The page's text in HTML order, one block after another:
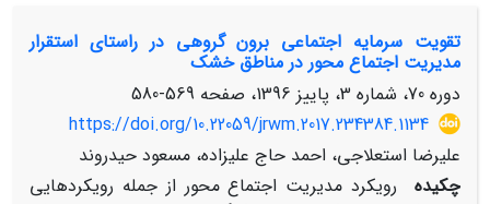
تقویت سرمایه اجتماعی برون گروهی در راستای استقرار
مدیریت اجتماع محور در مناطق خشک
دوره 70، شماره 3، پاییز 1396، صفحه
569-580
https://doi.org/10.22059/jrwm.2017.234384.1134
علیرضا استعلاجی، احمد حاج علیزاده، مسعود حیدروند
چکیده
رویکرد مدیریت اجتماع محور از جمله رویکردهایی